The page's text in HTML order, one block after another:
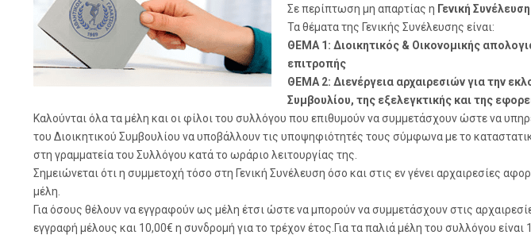
Σε περίπτωση μη απαρτίας η Γενική
Τα θέματα της Γενικής Συνέλευσης είναι:
ΘΕΜΑ 1: Διοικητικός & Οικονομικής
επιτροπής
ΘΕΜΑ 2: Διενέργεια αρχαιρεσιών για την
Συμβουλίου, της εξελεγκτικής και της
Καλούνται όλα τα μέλη και οι φίλοι του συλλόγου που επιθυμούν να συμμετάσχουν ώστε να
του Διοικητικού Συμβουλίου να υποβάλλουν τις υποψηφιότητές τους σύμφωνα με το
στη γραμματεία του Συλλόγου κατά το ωράριο λειτουργίας της.
Σημειώνεται ότι η συμμετοχή τόσο στη Γενική Συνέλευση όσο και στις εν γένει αρχαιρεσίες
μέλη.
Για όσους θέλουν να εγγραφούν ως μέλη έτσι ώστε να μπορούν να συμμετάσχουν στις
εγγραφή μέλους και 10,00€ η συνδρομή για το τρέχον έτος.Για τα παλιά μέλη του συλλόγου είναι